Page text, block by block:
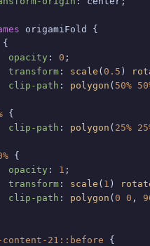
origamiFold {
{
opacity : 0 ;
transform : scale ( 0.5 )
clip-path : polygon ( 50%
{
clip-path : polygon ( 25%
{
opacity : 1 ;
transform : scale ( 1 )
clip-path : polygon ( 0 0 ,
content-21 ::before {